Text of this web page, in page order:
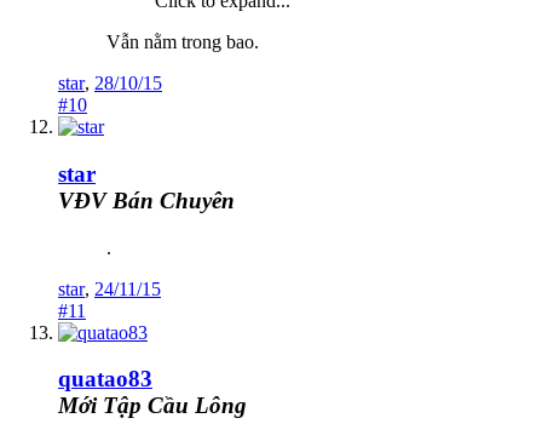
Vẫn nằm trong bao.
star, 28/10/15
#10
star
VĐV Bán Chuyên
.
star, 24/11/15
#11
quatao83
Mới Tập Cầu Lông